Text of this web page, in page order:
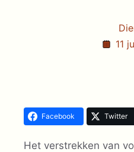
11
Facebook Twitter
Het verstrekken van